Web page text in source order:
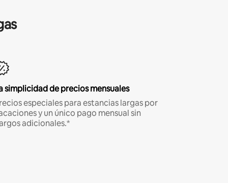
simplicidad de precios mensuales
especiales para estancias largas por
y un único pago mensual sin
adicionales.*